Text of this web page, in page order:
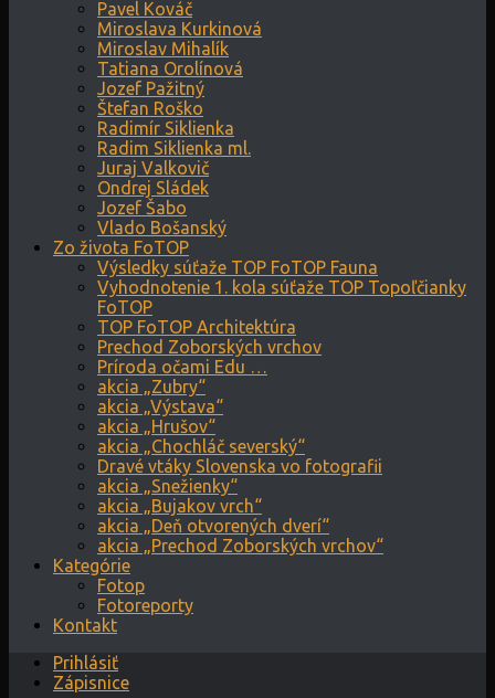
Pavel Kováč
Miroslava Kurkinová
Miroslav Mihalík
Tatiana Orolínová
Jozef Pažitný
Štefan Roško
Radimír Siklienka
Radim Siklienka ml.
Juraj Valkovič
Ondrej Sládek
Jozef Šabo
Vlado Bošanský
Zo života FoTOP
Výsledky súťaže TOP FoTOP Fauna
Vyhodnotenie 1. kola súťaže TOP Topoľčianky
FoTOP
TOP FoTOP Architektúra
Prechod Zoborských vrchov
Príroda očami Edu …
akcia „Zubry“
akcia „Výstava“
akcia „Hrušov“
akcia „Chochláč severský“
Dravé vtáky Slovenska vo fotografii
akcia „Snežienky“
akcia „Bujakov vrch“
akcia „Deň otvorených dverí“
akcia „Prechod Zoborských vrchov“
Kategórie
Fotop
Fotoreporty
Kontakt
Prihlásiť
Zápisnice